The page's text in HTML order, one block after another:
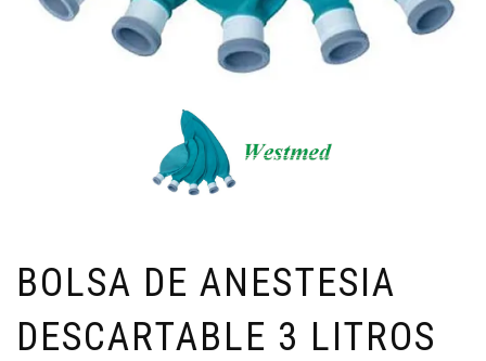
BOLSA DE ANESTESIA
DESCARTABLE 3 LITROS